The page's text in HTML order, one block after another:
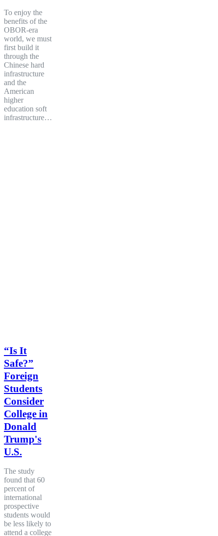
To enjoy the
benefits of the
OBOR-era
world, we must
first build it
through the
Chinese hard
infrastructure
and the
American
higher
education soft
infrastructure…
“Is It
Safe?”
Foreign
Students
Consider
College in
Donald
Trump's
U.S.
The study
found that 60
percent of
international
prospective
students would
be less likely to
attend a college